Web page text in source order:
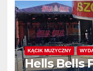
KĄCIK MUZYCZNY
Hells Bells